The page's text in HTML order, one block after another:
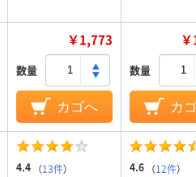
￥1,773
数量
カゴへ
数量
カ
4.4 （13件） 4.6 （12件）